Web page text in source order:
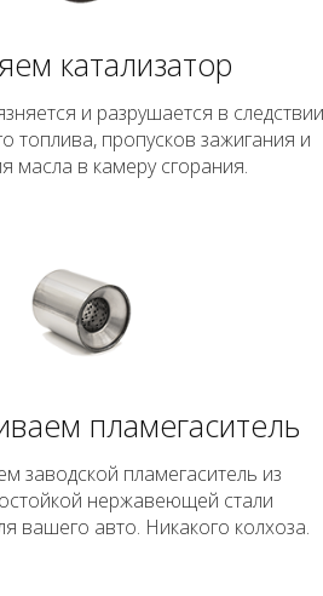
катализатор
и разрушается в следствии
топлива, пропусков зажигания и
масла в камеру сгорания.
пламегаситель
заводской пламегаситель из
нержавеющей стали
вашего авто. Никакого колхоза.